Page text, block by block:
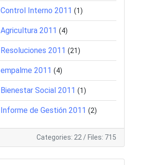
Control Interno 2011 (1)
Agricultura 2011 (4)
Resoluciones 2011 (21)
empalme 2011 (4)
Bienestar Social 2011 (1)
Informe de Gestión 2011 (2)
Categories: 22 / Files: 715